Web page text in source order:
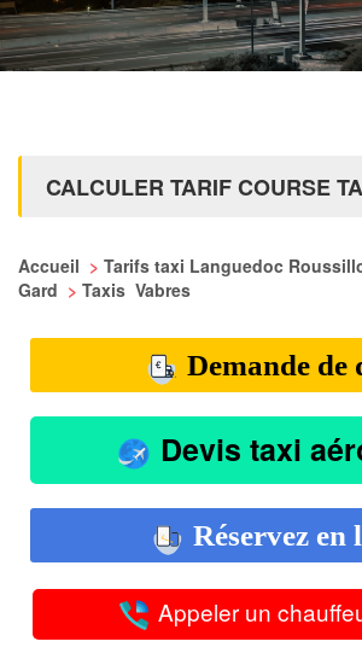
CALCULER TARIF COURSE
Accueil > Tarifs taxi Languedoc
Gard > Taxis Vabres
Demande de
Devis taxi
Réservez en
Appeler un